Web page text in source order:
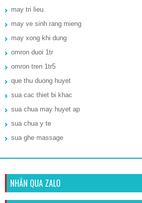
may tri lieu
may ve sinh rang mieng
may xong khi dung
omron duoi 1tr
omron tren 1tr5
que thu duong huyet
sua cac thiet bi khac
sua chua may huyet ap
sua chua y te
sua ghe massage
NHẮN QUA ZALO